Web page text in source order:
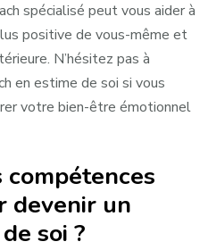
spécialisé peut vous aider à
positive de vous-même et
N’hésitez pas à
en estime de soi si vous
votre bien-être émotionnel
devenir un
soi ?